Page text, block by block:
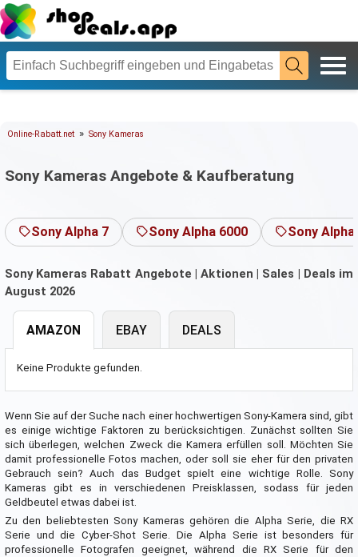
Online-Rabatt.net » Sony Kameras
Sony Kameras Angebote & Kaufberatung
Sony Alpha 7 Sony Alpha 6000 Sony Alpha
Sony Kameras Rabatt Angebote | Aktionen | Sales | Deals im
August 2026
AMAZON
Keine Produkte gefunden.
EBAY DEALS
Wenn Sie auf der Suche nach einer hochwertigen Sony-Kamera sind, gibt
es einige wichtige Faktoren zu berücksichtigen. Zunächst sollten Sie
sich überlegen, welchen Zweck die Kamera erfüllen soll. Möchten Sie
damit professionelle Fotos machen, oder soll sie eher für den privaten
Gebrauch sein? Auch das Budget spielt eine wichtige Rolle. Sony
Kameras gibt es in verschiedenen Preisklassen, sodass für jeden
Geldbeutel etwas dabei ist.
Zu den beliebtesten Sony Kameras gehören die Alpha Serie, die RX
Serie und die Cyber-Shot Serie. Die Alpha Serie ist besonders für
professionelle Fotografen geeignet, während die RX Serie für den